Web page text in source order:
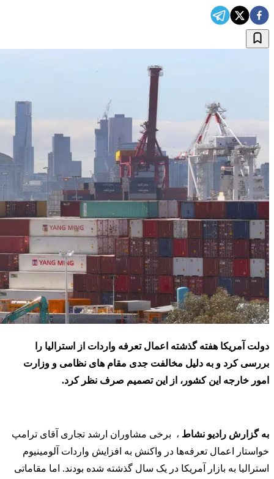
دولت آمریکا هفته گذشته اعمال تعرفه واردات از استرالیا را
بررسی کرد و به دلیل مخالفت جدی مقام های نظامی و وزارت
امور خارجه این کشور، از این تصمیم صرف نظر کرد.
به گزارش رادیو نشاط ، برخی مشاوران ارشد تجاری آقای ترامپ
خواستار اعمال تعرفه‌ها در واکنش به افزایش واردات آلومینیوم
استرالیا به بازار آمریکا در یک سال گذشته شده بودند. اما مقاماتی